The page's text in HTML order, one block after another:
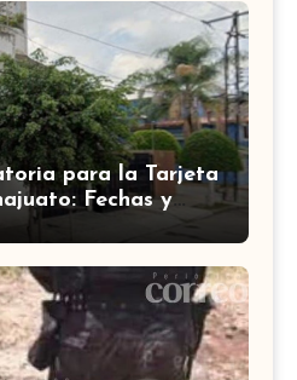
para la Tarjeta
Fechas y
de registro